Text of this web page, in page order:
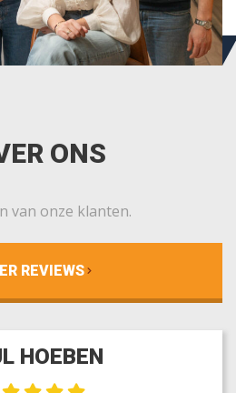
ONS
van onze klanten.
REVIEWS
HOEBEN